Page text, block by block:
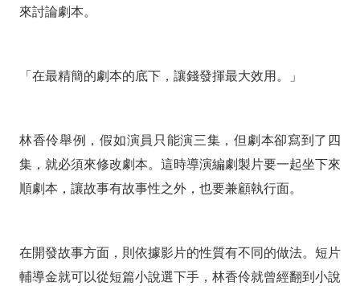
來討論劇本。
「在最精簡的劇本的底下，讓錢發揮最大效用。」
林香伶舉例，假如演員只能演三集，但劇本卻寫到了四
集，就必須來修改劇本。這時導演編劇製片要一起坐下來
順劇本，讓故事有故事性之外，也要兼顧執行面。
在開發故事方面，則依據影片的性質有不同的做法。短片
輔導金就可以從短篇小說選下手，林香伶就曾經翻到小說